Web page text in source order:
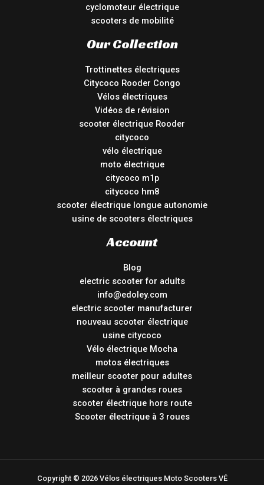
cyclomoteur électrique
scooters de mobilité
Our Collection
Trottinettes électriques
Citycoco Rooder Congo
Vélos électriques
Vidéos de révision
scooter électrique Rooder
citycoco
vélo électrique
moto électrique
citycoco m1p
citycoco hm8
scooter électrique longue autonomie
usine de scooters électriques
Account
Blog
electric scooter for adults
info@edoley.com
electric scooter manufacturer
nouveau scooter électrique
usine citycoco
Vélo électrique Mocha
motos électriques
meilleur scooter pour adultes
scooter à grandes roues
scooter électrique hors route
Scooter électrique à 3 roues
Copyright © 2026 Vélos électriques Moto Scooters VÉ